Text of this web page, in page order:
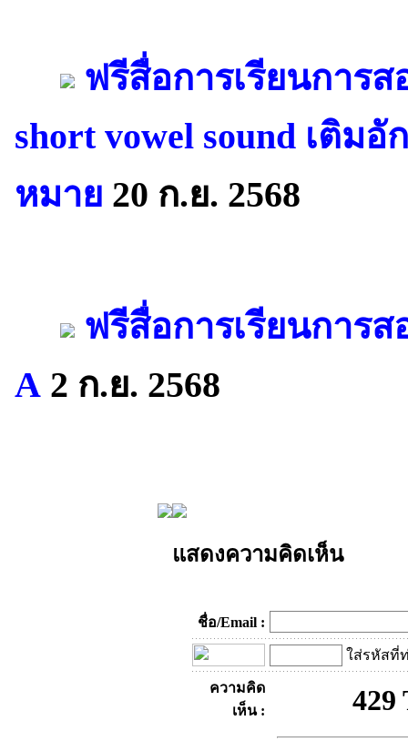
ฟรีสื่อการเรียนการ
short vowel sound เติม
หมาย 20 ก.ย. 2568
ฟรีสื่อการเรียนการ
A 2 ก.ย. 2568
แสดงความคิดเห็น
ชื่อ/Email :
ใส่รหัสที่
ความคิด
เห็น :